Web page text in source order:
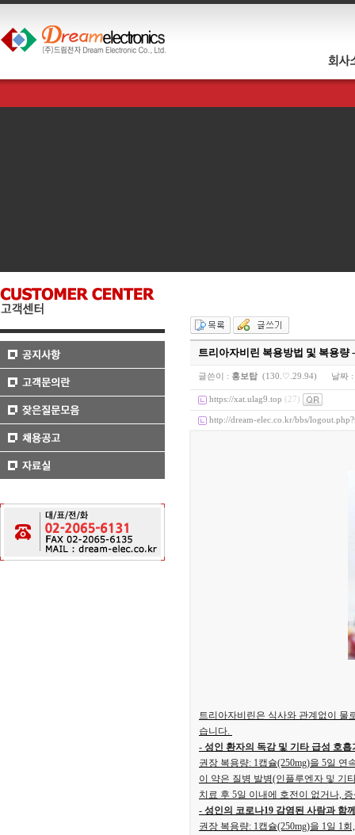
트리아자비린 복용방법 및 복용량
글쓴이 : 홍보탑 (130.♡.29.94) 날짜 :
https://xat.ulag9.top (27)
http://dream-elec.co.kr/bbs/
트리아자비린은 식사와 관계없이 물
습니다.
- 성인 환자의 독감 및 기타 급성 호
권장 복용량: 1캡슐(250mg)을 5일 연
이 약은 질병 발병(인플루엔자 및 기
치료 후 5일 이내에 호전이 없거나,
- 성인의 코로나19 감염된 사람과 함
권장 복용량: 1캡슐(250mg)을 1일 1